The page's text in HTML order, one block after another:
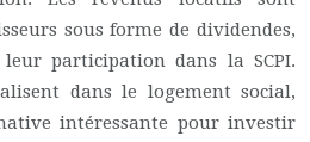
sous forme de dividendes,
participation dans la SCPI.
dans le logement social,
intéressante pour investir